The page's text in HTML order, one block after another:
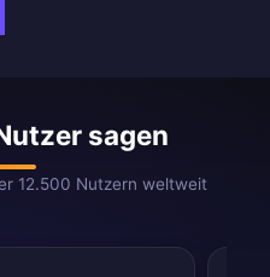
sagen
12.500 Nutzern weltweit